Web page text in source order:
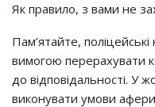
Як правило, з вами не
Пам’ятайте,
вимогою перерахувати
до відповідальності. У
виконувати умови